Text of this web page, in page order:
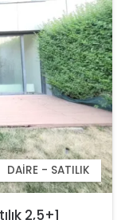
DAIRE - SATILIK
2,5+1